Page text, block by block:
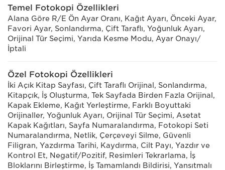
Temel Fotokopi Özellikleri
Alana Göre R/E Ön Ayar Oranı, Kağıt Ayarı, Önceki Ayar,
Favori Ayar, Sonlandırma, Çift Taraflı, Yoğunluk Ayarı,
Orijinal Tür Seçimi, Yarıda Kesme Modu, Ayar Onayı/
İptali
Özel Fotokopi Özellikleri
İki Açık Kitap Sayfası, Çift Taraflı Orijinal, Sonlandırma,
Kitapçık, İş Oluşturma, Tek Sayfada Birden Fazla Orijinal,
Kapak Ekleme, Kağıt Yerleştirme, Farklı Boyuttaki
Orijinaller, Yoğunluk Ayarı, Orijinal Tür Seçimi, Asetat
Kapak Kağıtları, Sayfa Numaralandırma, Fotokopi Seti
Numaralandırma, Netlik, Çerçeveyi Silme, Güvenli
Filigran, Yazdırma Tarihi, Kaydırma, Cilt Payı, Yazdır ve
Kontrol Et, Negatif/Pozitif, Resimleri Tekrarlama, İş
Bloklarını Birleştirme, İş Tamamlandı Bildirisi, Yansıtmalı